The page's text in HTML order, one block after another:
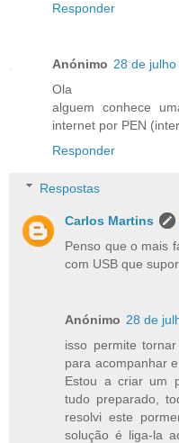
Responder
Anónimo 28 de
Ola
alguem conhece
internet por PEN
Responder
Respostas
Carlos Martins
Penso que o mais
com USB que
Anónimo 28 de
isso permite
para acompanhar
Estou a criar um
tudo preparado,
resolvi este
solução é liga-la